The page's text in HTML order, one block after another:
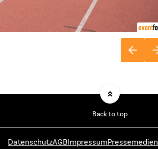
Back to top
DatenschutzAGBImpressumPressemedien